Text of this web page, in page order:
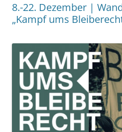
8.-22. Dezember |
„Kampf ums